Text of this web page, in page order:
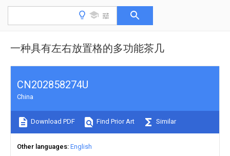
一种具有左右放置格的多功能茶几
CN202858274U
China
Download PDF Find Prior Art Similar
Other languages English